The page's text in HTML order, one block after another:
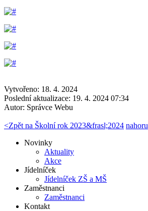
Vytvořeno: 18. 4. 2024
Poslední aktualizace: 19. 4. 2024 07:34
Autor: Správce Webu
<Zpět na Školní rok 2023&frasl;2024 nahoru
Novinky
Aktuality
Akce
Jídelníček
Jídelníček ZŠ a MŠ
Zaměstnanci
Zaměstnanci
Kontakt